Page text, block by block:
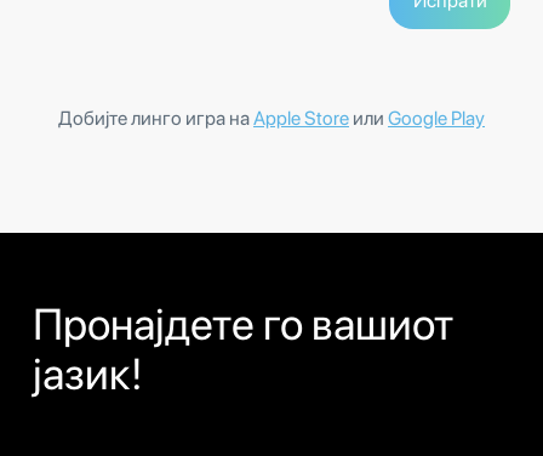
Добијте линго игра наApple Store или Google Play
Пронајдете го вашиот
јазик!